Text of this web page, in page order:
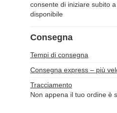
consente di iniziare subito
disponibile
Consegna
Tempi di consegna
Consegna express – più
Tracciamento
Non appena il tuo ordine è